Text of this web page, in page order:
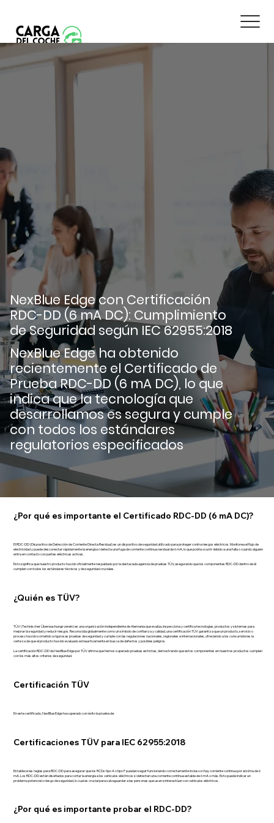
NexBlue Edge con Certificación
RDC-DD (6 mA DC): Cumplimiento
de Seguridad según IEC 62955:2018
NexBlue Edge ha obtenido
recientemente el Certificado de
Prueba RDC-DD (6 mA DC), lo que
indica que la tecnología que
desarrollamos es segura y cumple
con todos los estándares
regulatorios especificados
¿Por qué es importante el Certificado RDC-DD (6 mA DC)?
El RDC-DD (Dispositivo de Detección de Corriente Directa Residual) es un dispositivo de seguridad utilizado para proteger contra riesgos eléctricos. Monitorea el flujo de
electricidad y puede desconectar rápidamente la energía si detecta una fuga de corriente continua residual de 6 mA, lo que podría ocurrir debido a una falla o cuando alguien
entra en contacto con partes eléctricas activas.
Esto significa que nuestro producto ha sido oficialmente respaldado por la destacada agencia de pruebas TÜV, asegurando que los componentes RDC-DD dentro de él
cumplen con todos los estándares técnicos y de seguridad cruciales.
¿Quién es TÜV?
TÜV (Technischer Überwachungsverein) es una organización independiente de Alemania que evalúa, inspecciona y certifica tecnologías, productos y sistemas para
mejorar la seguridad y reducir riesgos. Reconocida globalmente como un símbolo de confianza y calidad, una certificación TÜV garantiza que un producto, servicio o
proceso ha sido sometido a rigurosas pruebas de seguridad y cumple con las regulaciones nacionales, regionales e internacionales, ofreciendo a los consumidores la
certeza de que el producto ha sido evaluado exhaustivamente en busca de defectos y posibles peligros.
La certificación RDC-DD de NexBlue Edge por TÜV afirma que hemos superado pruebas estrictas, demostrando que estos componentes en nuestros productos cumplen
con los más altos criterios de seguridad.
Certificación TÜV
En este certificado, NexBlue Edge ha superado con éxito la prueba de:
Certificaciones TÜV para IEC 62955:2018
Establece las reglas para RDC-DD para asegurar que los RCDs tipo A o tipo F puedan seguir funcionando correctamente incluso si hay corriente continua por encima de 6
mA. Los RDC-DD están diseñados para cortar la energía a los vehículos eléctricos si detectan una corriente continua estable de 6 mA o más. Esto puede indicar un
problema potencial o riesgo de seguridad, lo cual es crucial para salvaguardar a las personas que usan e interactúan con vehículos eléctricos.
¿Por qué es importante probar el RDC-DD?